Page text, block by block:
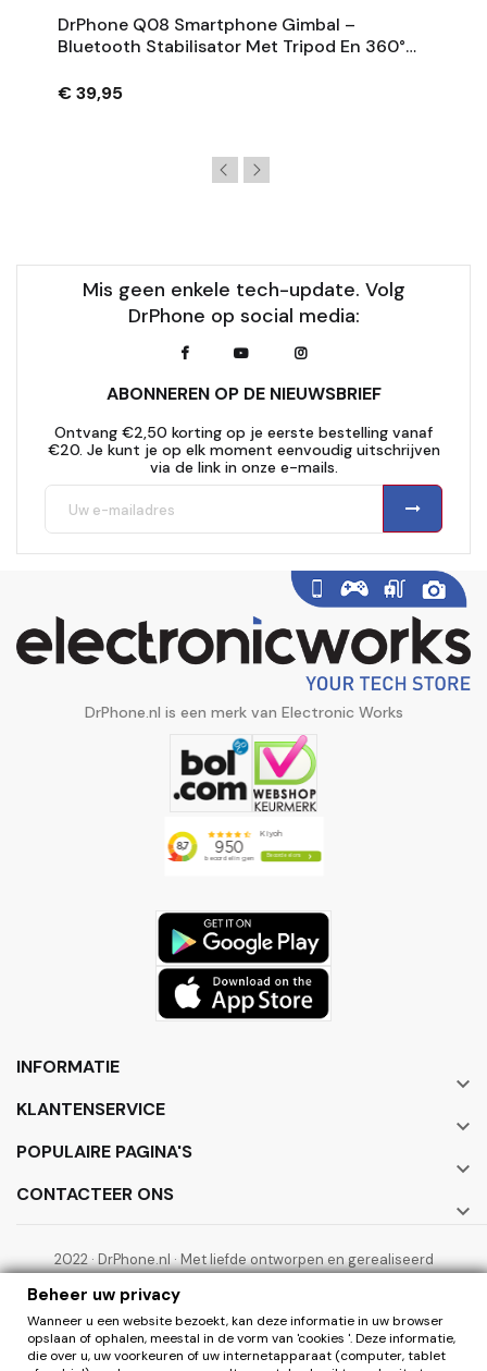
DrPhone Q08 Smartphone Gimbal –
Bluetooth Stabilisator Met Tripod En 360°
€ 39,95
Mis geen enkele tech-update. Volg
DrPhone op social media:
ABONNEREN OP DE NIEUWSBRIEF
Ontvang €2,50 korting op je eerste bestelling vanaf
€20. Je kunt je op elk moment eenvoudig uitschrijven
via de link in onze e-mails.
DrPhone.nl is een merk van Electronic Works
INFORMATIE

KLANTENSERVICE

POPULAIRE PAGINA'S

CONTACTEER ONS

2022 · DrPhone.nl · Met liefde ontworpen en gerealiseerd
Beheer uw privacy
Wanneer u een website bezoekt, kan deze informatie in uw browser
opslaan of ophalen, meestal in de vorm van 'cookies '. Deze informatie,
die over u, uw voorkeuren of uw internetapparaat (computer, tablet